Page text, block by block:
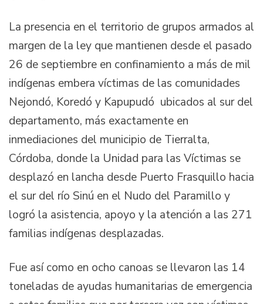
La presencia en el territorio de grupos armados al
margen de la ley que mantienen desde el pasado
26 de septiembre en confinamiento a más de mil
indígenas embera víctimas de las comunidades
Nejondó, Koredó y Kapupudó ubicados al sur del
departamento, más exactamente en
inmediaciones del municipio de Tierralta,
Córdoba, donde la Unidad para las Víctimas se
desplazó en lancha desde Puerto Frasquillo hacia
el sur del río Sinú en el Nudo del Paramillo y
logró la asistencia, apoyo y la atención a las 271
familias indígenas desplazadas.
Fue así como en ocho canoas se llevaron las 14
toneladas de ayudas humanitarias de emergencia